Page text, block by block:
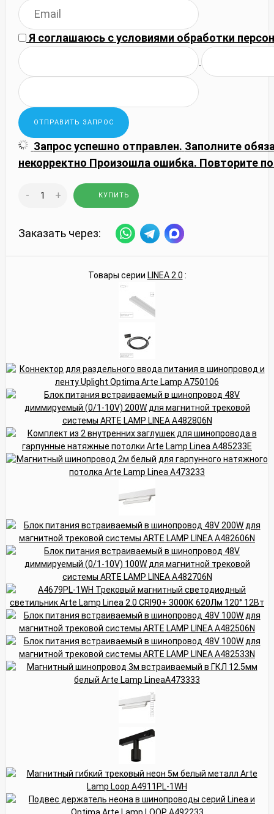
Я соглашаюсь сусловиями обработки
Запрос успешно отправлен. Заполните
некорректно Произошла ошибка. Повторите
- + КУПИТЬ
Заказать через:
Товары серии LINEA 2.0 :